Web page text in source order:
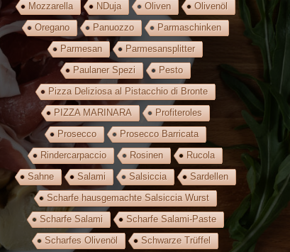
Mozzarella
NDuja Oliven
Olivenöl
Oregano
Panuozzo
Parmaschinken
Parmesan
Parmesansplitter
Paulaner Spezi
Pesto
Pizza Deliziosa al Pistacchio di Bronte
PIZZA MARINARA
Profiteroles
Prosecco
Prosecco Barricata
Rindercarpaccio
Rosinen
Rucola
Sahne
Salami Salsiccia
Sardellen
Scharfe hausgemachte Salsiccia Wurst
Scharfe Salami
Scharfe Salami-Paste
Scharfes Olivenöl
Schwarze Trüffel